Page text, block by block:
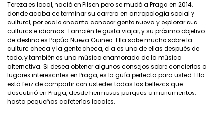
Tereza es local, nació en Pilsen pero se mudó a Praga en 2014,
donde acaba de terminar su carrera en antropología social y
cultural, por eso le encanta conocer gente nueva y explorar sus
culturas e idiomas. También le gusta viajar, y su próximo objetivo
de destino es Papúa Nueva Guinea. Ella sabe mucho sobre la
cultura checa y la gente checa, ella es una de ellas después de
todo, y también es una músico enamorada de la música
alternativa. Si desea obtener algunos consejos sobre conciertos o
lugares interesantes en Praga, es la guía perfecta para usted. Ella
está feliz de compartir con ustedes todas las bellezas que
descubrió en Praga, desde hermosos parques o monumentos,
hasta pequeñas cafeterías locales.